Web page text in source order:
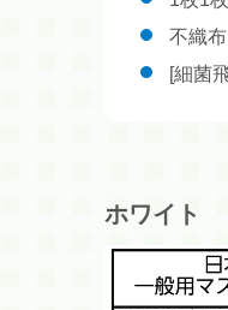
不織
[細菌
ホワイト